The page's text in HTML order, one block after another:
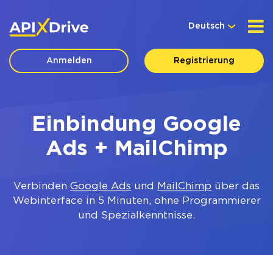
Deutsch
Anmelden Registrierung
Einbindung Google
Ads + MailChimp
Verbinden Google Ads und MailChimp über das
Webinterface in 5 Minuten, ohne Programmierer
und Spezialkenntnisse.